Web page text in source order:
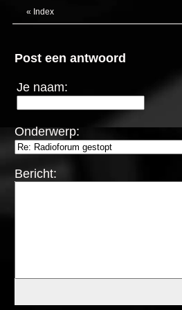
« Index
Post een antwoord
Je naam:
Onderwerp:
Bericht: